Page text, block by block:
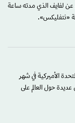
عن لفايف الذي مدته ساعة
المتحدة الأميركية في شهر
عديدة حول العالم على